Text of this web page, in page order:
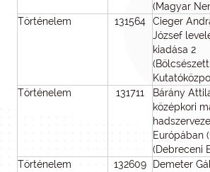
(Magyar
Történelem 131564
Cieger
József
kiadása 2
Történelem 131711
Bárány
középkori
Európában
(Debreceni
Történelem 132609
Demeter